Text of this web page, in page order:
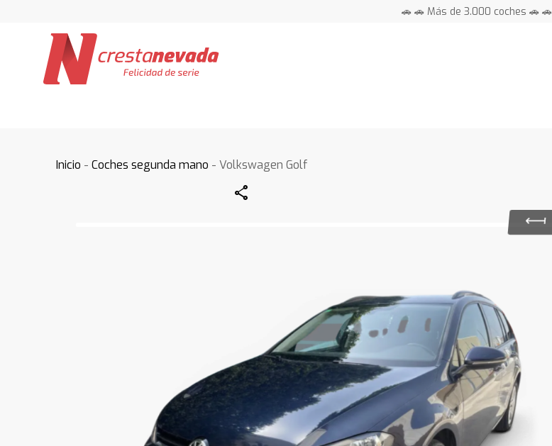
🚗 🚗 Más de 3.000 coches 🚗 🚗
Inicio -Coches segunda mano - Volkswagen Golf
Share